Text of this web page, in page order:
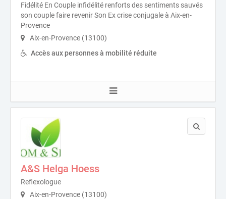
Fidélité En Couple infidélité renforts des sentiments sauvés
son couple faire revenir Son Ex crise conjugale à Aix-en-
Provence
Aix-en-Provence (13100)
Accès aux personnes à mobilité réduite
A&S Helga Hoess
Reflexologue
Aix-en-Provence (13100)